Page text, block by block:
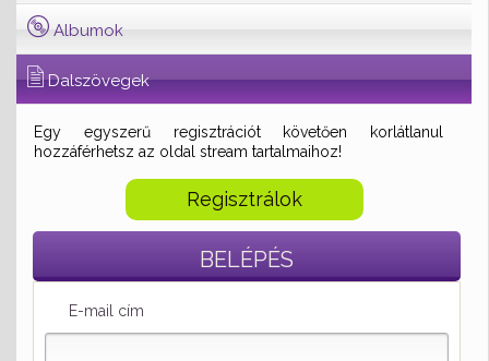
Albumok
Dalszövegek
Egy egyszerű regisztrációt követően korlátlanul
hozzáférhetsz az oldal stream tartalmaihoz!
Regisztrálok
BELÉPÉS
E-mail cím